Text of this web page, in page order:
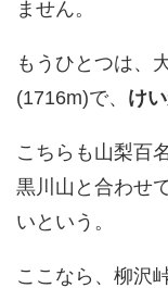
ません。
もうひとつは、
(1716m)で、 け
こちらも山梨百
黒川山と合わせ
いという。
ここなら、柳沢